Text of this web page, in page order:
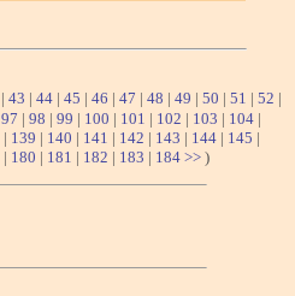
| 43 | 44 | 45 | 46 | 47 | 48 | 49 | 50 | 51 | 52 |
97 | 98 | 99 | 100 | 101 | 102 | 103 | 104 |
| 139 | 140 | 141 | 142 | 143 | 144 | 145 |
| 180 | 181 | 182 | 183 | 184 >> )